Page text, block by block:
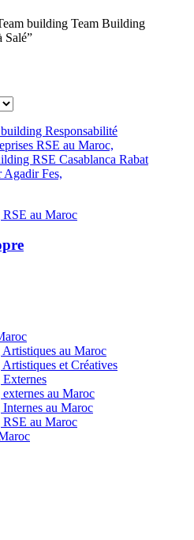
building Team Building
Salé”
au Maroc
au Maroc
et Créatives
au Maroc
au Maroc
au Maroc